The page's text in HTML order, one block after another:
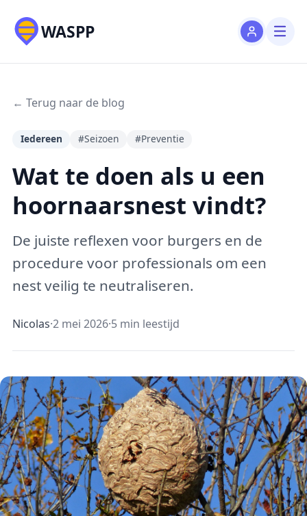
WASPP
← Terug naar de blog
Iedereen #Seizoen #Preventie
Wat te doen als u een
hoornaarsnest vindt?
De juiste reflexen voor burgers en de
procedure voor professionals om een
nest veilig te neutraliseren.
Nicolas·2 mei 2026·5 min leestijd